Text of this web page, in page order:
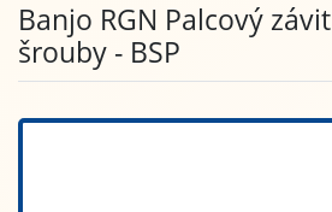
Banjo RGN Palcový
šrouby - BSP